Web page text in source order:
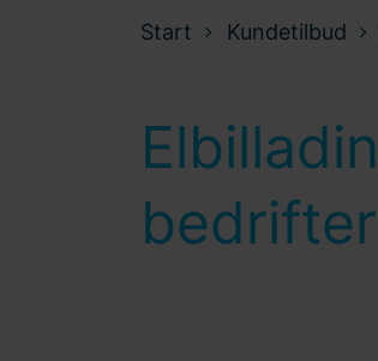
Start Kundetilbud
bedrifter